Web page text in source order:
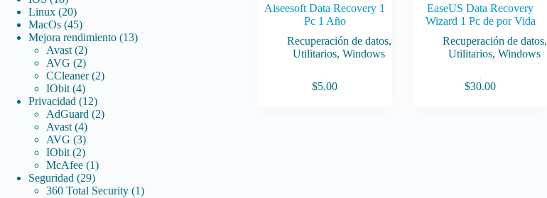
Aiseesoft Data Recovery 1
Pc 1 Año
Recuperación de datos,
Utilitarios,Windows
$5.00
EaseUS Data Recovery
Wizard 1 Pc de por Vida
Recuperación de datos,
Utilitarios,Windows
$30.00
productos
Linux 2020
productos
MacOs 4545
productos
Mejora rendimiento 1313
Avast 22
productos
AVG 22
productos
CCleaner 22
IObit 44
productos
Privacidad 1212
productos
AdGuard 22
Avast 44
productos
AVG 33
productos
IObit 22
productos
McAfee 11
producto
Seguridad 2929
productos
360 Total Security 11